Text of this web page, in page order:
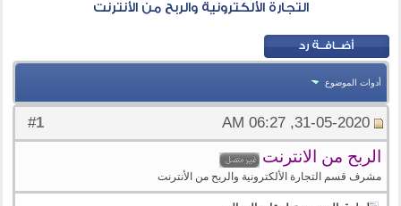
التجارة الألكترونية والربح من الأنترنت
أدوات الموضوع
#
1 31-05-2020, 06:27 AM
الربح من الانترنت
مشرف قسم التجارة الألكترونية والربح من الأنترنت